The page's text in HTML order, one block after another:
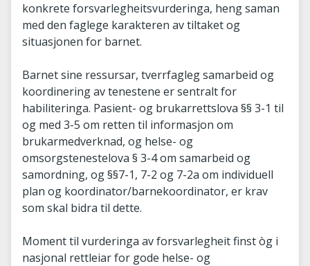
konkrete forsvarlegheitsvurderinga, heng saman
med den faglege karakteren av tiltaket og
situasjonen for barnet.
Barnet sine ressursar, tverrfagleg samarbeid og
koordinering av tenestene er sentralt for
habiliteringa. Pasient- og brukarrettslova §§ 3-1 til
og med 3-5 om retten til informasjon om
brukarmedverknad, og helse- og
omsorgstenestelova § 3-4 om samarbeid og
samordning, og §§7-1, 7-2 og 7-2a om individuell
plan og koordinator/barnekoordinator, er krav
som skal bidra til dette.
Moment til vurderinga av forsvarlegheit finst òg i
nasjonal rettleiar for gode helse- og